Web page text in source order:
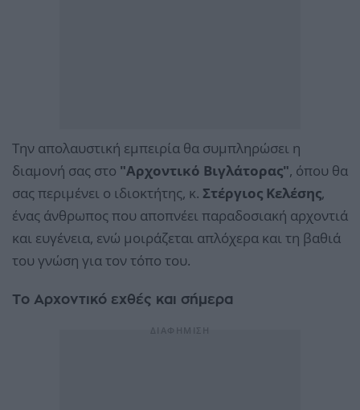
Την απολαυστική εμπειρία θα συμπληρώσει η
διαμονή σας στο "Αρχοντικό Βιγλάτορας", όπου θα
σας περιμένει ο ιδιοκτήτης, κ. Στέργιος Κελέσης,
ένας άνθρωπος που αποπνέει παραδοσιακή αρχοντιά
και ευγένεια, ενώ μοιράζεται απλόχερα και τη βαθιά
του γνώση για τον τόπο του.
Το Αρχοντικό εχθές και σήμερα